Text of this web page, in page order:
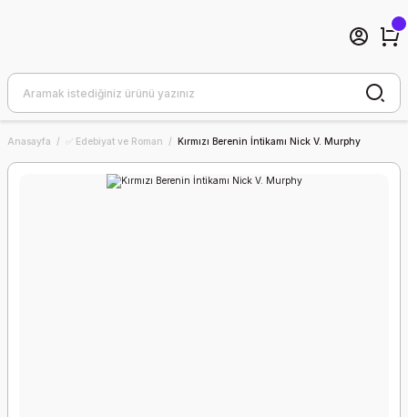
Anasayfa ✅ Edebiyat ve Roman Kırmızı Berenin İntikamı Nick V. Murphy